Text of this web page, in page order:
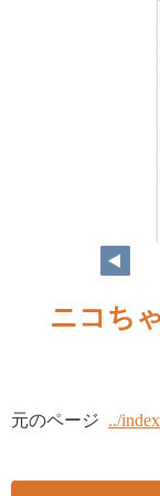
ニコち
元のページ ../